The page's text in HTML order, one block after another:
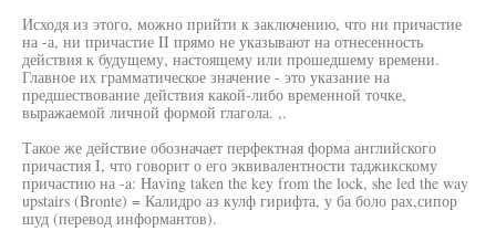
Исходя из этого, можно прийти к заключению, что ни причастие
на -а, ни причастие II прямо не указывают на отнесенность
действия к будущему, настоящему или прошедшему времени.
Главное их грамматическое значение - это указание на
предшествование действия какой-либо временной точке,
выражаемой личной формой глагола. ,.
Такое же действие обозначает перфектная форма английского
причастия I, что говорит о его эквивалентности таджикскому
причастию на -a: Having taken the key from the lock, she led the way
upstairs (Bronte) = Калидро аз кулф гирифта, у ба боло рах,сипор
шуд (перевод информантов).